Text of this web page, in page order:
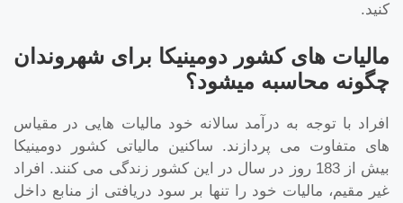
کنید.
مالیات های کشور دومینیکا برای شهروندان
چگونه محاسبه میشود؟
افراد با توجه به درآمد سالانه خود مالیات هایی در مقیاس
های متفاوت می پردازند. ساکنین مالیاتی کشور دومینیکا
بیش از 183 روز در سال در این کشور زندگی می کنند. افراد
غیر مقیم، مالیات خود را تنها بر سود دریافتی از منابع داخل